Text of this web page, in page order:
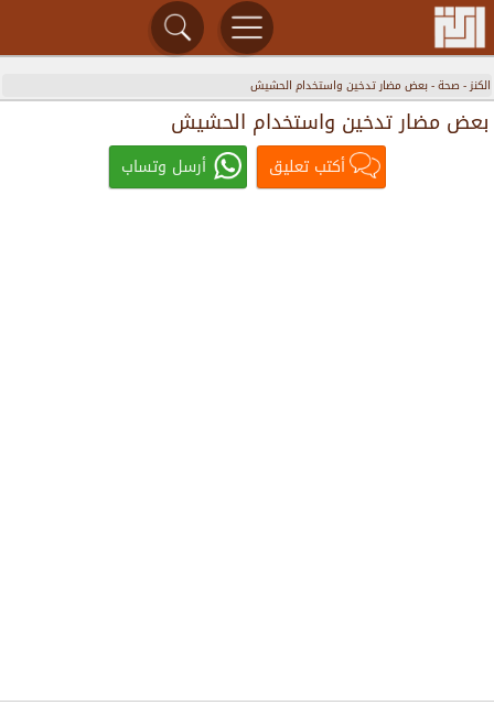
الكنز- صحة-بعض مضار تدخين واستخدام الحشيش
بعض مضار تدخين واستخدام الحشيش
أكتب تعليق أرسل وتساب